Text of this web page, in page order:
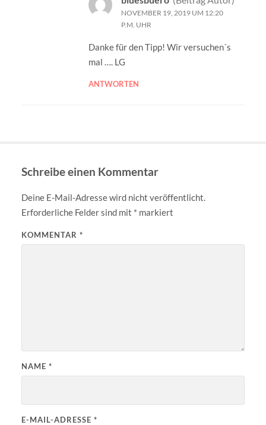
NOVEMBER 19, 2019 UM 12:20
P.M. UHR
Danke für den Tipp! Wir versuchen´s
mal …. LG
ANTWORTEN
Schreibe einen Kommentar
Deine E-Mail-Adresse wird nicht veröffentlicht.
Erforderliche Felder sind mit * markiert
KOMMENTAR *
NAME *
E-MAIL-ADRESSE *